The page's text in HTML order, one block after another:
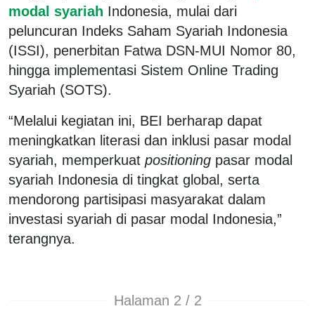
modal syariah Indonesia, mulai dari
peluncuran Indeks Saham Syariah Indonesia
(ISSI), penerbitan Fatwa DSN-MUI Nomor 80,
hingga implementasi Sistem Online Trading
Syariah (SOTS).
“Melalui kegiatan ini, BEI berharap dapat
meningkatkan literasi dan inklusi pasar modal
syariah, memperkuat positioning pasar modal
syariah Indonesia di tingkat global, serta
mendorong partisipasi masyarakat dalam
investasi syariah di pasar modal Indonesia,”
terangnya.
Halaman 2 / 2